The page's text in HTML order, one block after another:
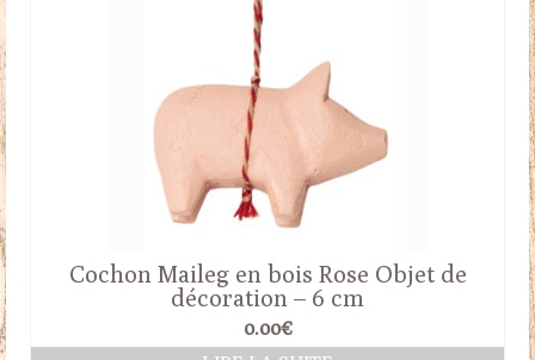
Cochon Maileg en bois Rose Objet de
décoration – 6 cm
0.00€